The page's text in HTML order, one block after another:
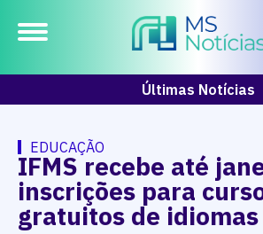
Últimas Notícias
EDUCAÇÃO
IFMS recebe até
inscrições para
gratuitos de idiomas